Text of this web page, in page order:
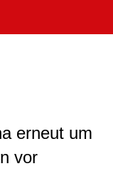
erneut um
vor